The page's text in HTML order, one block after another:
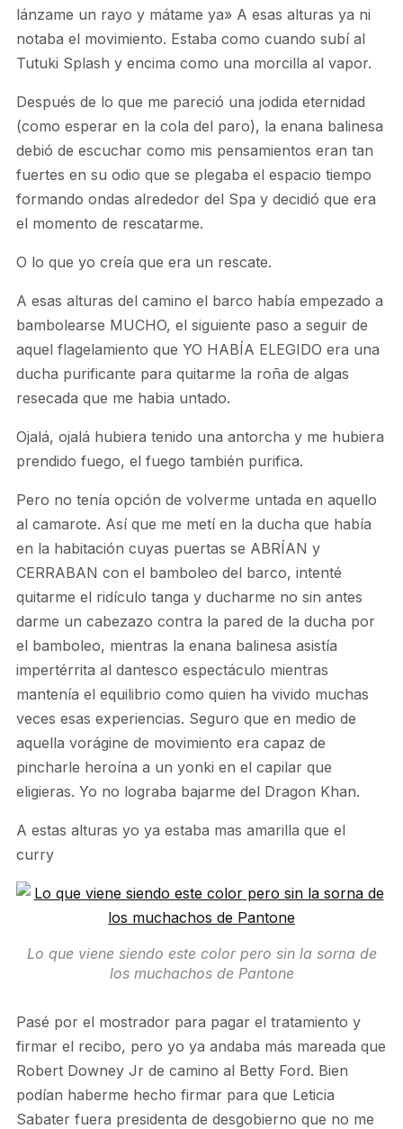
lánzame un rayo y mátame ya» A esas alturas ya ni
notaba el movimiento. Estaba como cuando subí al
Tutuki Splash y encima como una morcilla al vapor.
Después de lo que me pareció una jodida eternidad
(como esperar en la cola del paro), la enana balinesa
debió de escuchar como mis pensamientos eran tan
fuertes en su odio que se plegaba el espacio tiempo
formando ondas alrededor del Spa y decidió que era
el momento de rescatarme.
O lo que yo creía que era un rescate.
A esas alturas del camino el barco había empezado a
bambolearse MUCHO, el siguiente paso a seguir de
aquel flagelamiento que YO HABÍA ELEGIDO era una
ducha purificante para quitarme la roña de algas
resecada que me habia untado.
Ojalá, ojalá hubiera tenido una antorcha y me hubiera
prendido fuego, el fuego también purifica.
Pero no tenía opción de volverme untada en aquello
al camarote. Así que me metí en la ducha que había
en la habitación cuyas puertas se ABRÍAN y
CERRABAN con el bamboleo del barco, intenté
quitarme el ridículo tanga y ducharme no sin antes
darme un cabezazo contra la pared de la ducha por
el bamboleo, mientras la enana balinesa asistía
impertérrita al dantesco espectáculo mientras
mantenía el equilibrio como quien ha vivido muchas
veces esas experiencias. Seguro que en medio de
aquella vorágine de movimiento era capaz de
pincharle heroína a un yonki en el capilar que
eligieras. Yo no lograba bajarme del Dragon Khan.
A estas alturas yo ya estaba mas amarilla que el
curry
Lo que viene siendo este color pero sin la sorna de
los muchachos de Pantone
Pasé por el mostrador para pagar el tratamiento y
firmar el recibo, pero yo ya andaba más mareada que
Robert Downey Jr de camino al Betty Ford. Bien
podían haberme hecho firmar para que Leticia
Sabater fuera presidenta de desgobierno que no me